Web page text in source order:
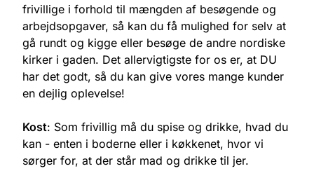
frivillige i forhold til mængden af besøgende og
arbejdsopgaver, så kan du få mulighed for selv at
gå rundt og kigge eller besøge de andre nordiske
kirker i gaden. Det allervigtigste for os er, at DU
har det godt, så du kan give vores mange kunder
en dejlig oplevelse!
Kost: Som frivillig må du spise og drikke, hvad du
kan - enten i boderne eller i køkkenet, hvor vi
sørger for, at der står mad og drikke til jer.